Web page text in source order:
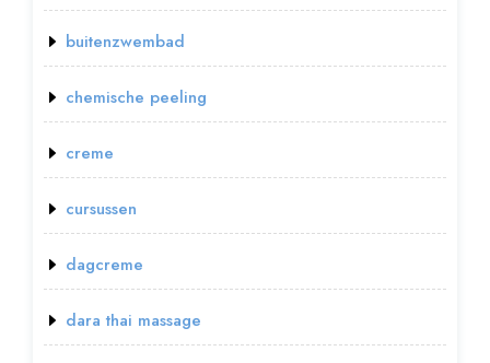
buitenzwembad
chemische peeling
creme
cursussen
dagcreme
dara thai massage